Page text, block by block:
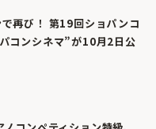
再び！ 第19回ショパンコ
コンシネマ”が10月2日公